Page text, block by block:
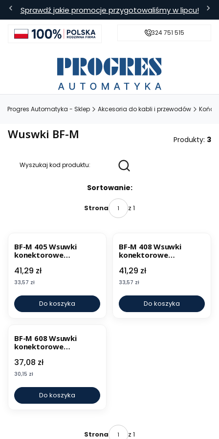
Sprawdź jakie promocje przygotowaliśmy w lipcu!
Bezpieczna wysyłka
324 751 515
Progres Automatyka - Sklep Akcesoria do kabli i przewodów
Wuswki BF-M Produkty: 3
Wyszukaj kod produktu:
Sortowanie:
Strona z 1
BF-M 405 Wsuwki
konektorowe
szt.)
Cena
41,29 zł
Cena
33,57 zł
Do koszyka
BF-M 408 Wsuwki
konektorowe
szt.)
Cena
41,29 zł
Cena
33,57 zł
Do koszyka
BF-M 608 Wsuwki
konektorowe
szt.)
Cena
37,08 zł
Cena
30,15 zł
Do koszyka
Strona z 1